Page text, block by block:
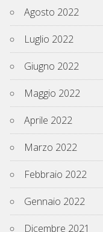
Agosto 2022
Luglio 2022
Giugno 2022
Maggio 2022
Aprile 2022
Marzo 2022
Febbraio 2022
Gennaio 2022
Dicembre 2021